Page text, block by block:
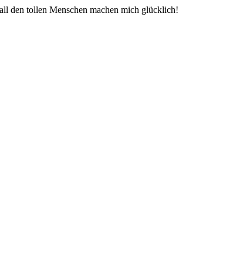
den tollen Menschen machen mich glücklich!